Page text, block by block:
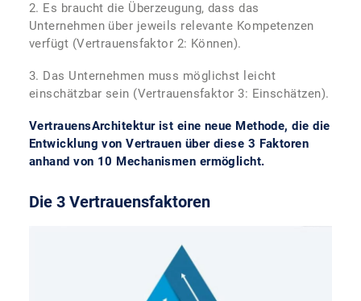
2. Es braucht die Überzeugung, dass das
Unternehmen über jeweils relevante Kompetenzen
verfügt (Vertrauensfaktor 2: Können).
3. Das Unternehmen muss möglichst leicht
einschätzbar sein (Vertrauensfaktor 3: Einschätzen).
VertrauensArchitektur ist eine neue Methode, die die
Entwicklung von Vertrauen über diese 3 Faktoren
anhand von 10 Mechanismen ermöglicht.
Die 3 Vertrauensfaktoren